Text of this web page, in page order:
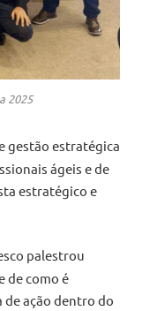
2025
gestão estratégica
ágeis e de
estratégico e
palestrou
de como é
de ação dentro do